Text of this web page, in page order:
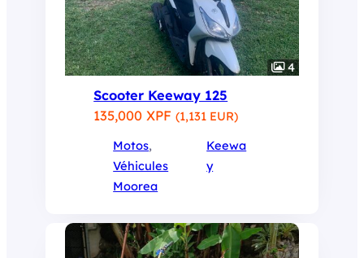
4
Scooter Keeway 125
135,000 XPF(1,131 EUR)
Motos
Véhicules
Keewa
y
Moorea